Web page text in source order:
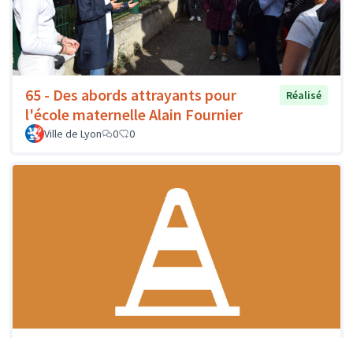
65 - Des abords attrayants pour
l'école maternelle Alain Fournier
Réalisé
Ville de Lyon 0 0